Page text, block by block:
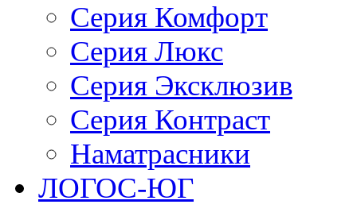
Серия Комфорт
Серия Люкс
Серия Эксклюзив
Серия Контраст
Наматрасники
ЛОГОС-ЮГ